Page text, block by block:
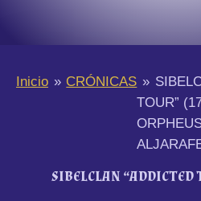
Inicio » CRÓNICAS »
TOUR”
SIBELCLAN “ADDICTED